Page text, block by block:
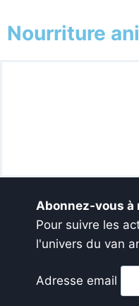
Nourriture
Abonnez-vous
Pour suivre les
l'univers du van
Adresse email